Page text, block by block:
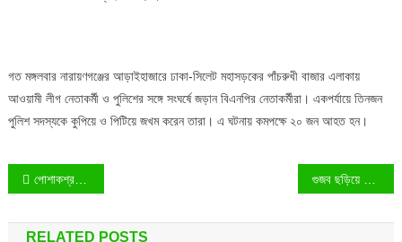
গত মঙ্গলবার নারায়ণগঞ্জের আড়াইহাজারে ঢাকা-সিলেট মহাসড়কের পাঁচরুখী বাজার এলাকায়
আওয়ামী লীগ নেতাকর্মী ও পুলিশের সঙ্গে সংঘর্ষে জড়ান বিএনপির নেতাকর্মীরা। একপর্যায়ে তিনজন
পুলিশ সদস্যকে কুপিয়ে ও পিটিয়ে জখম করেন তারা। এ ঘটনায় কমপক্ষে ২০ জন আহত হন।
Post
navigation
পোশাকশ্রমিকদের মজুরি বাড়ছে, ডিসেম্বর থেকে কার্যকর
RELATED POSTS